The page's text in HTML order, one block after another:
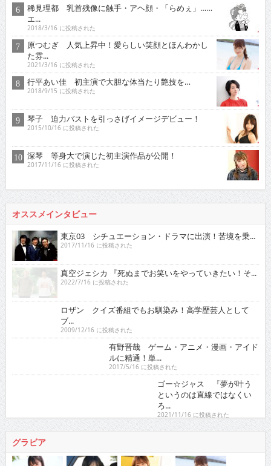
稀見理都 乳首残像に触手・アヘ顔・「らめぇ」……
エ...
2018/3/16 に投稿された
原つむぎ 人気上昇中！愛らしい笑顔とほんわかし
た雰...
2021/3/16 に投稿された
行平あい佳 初主演で大胆な体当たり艶技を…
2018/9/15 に投稿された
琴子 迫力バストを引っさげイメージデビュー！
2015/10/16 に投稿された
深琴 等身大で演じた初主演作品が公開！
2017/11/16 に投稿された
オススメインタビュー
東京03 シチュエーション・ドラマに出演！苦境を乗...
2017/11/16 に投稿された
真空ジェシカ 『死ぬまでお笑いをやっていきたい！そ...
2022/7/16 に投稿された
ロザン クイズ番組でもお馴染み！高学歴芸人として
ブ...
2009/12/16 に投稿された
有野晋哉 ゲーム・アニメ・漫画・アイドルに精通！
2017/5/16 に投稿された
ゴー☆ジャス 『夢が叶うというのは直線ではなくい
グラビア